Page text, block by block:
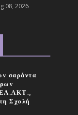
08, 2026
σαράντα
Σχολή